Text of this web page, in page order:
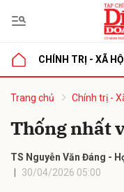
CHÍNH TRỊ - XÃ HỘI
Trang chủ Chính trị -
Thống nhất
TS Nguyễn Văn Đáng -
30/04/2026 05:00
luận